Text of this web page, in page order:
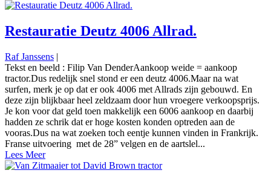
Restauratie Deutz 4006 Allrad.
Raf Janssens |
Tekst en beeld : Filip Van DenderAankoop weide = aankoop
tractor.Dus redelijk snel stond er een deutz 4006.Maar na wat
surfen, merk je op dat er ook 4006 met Allrads zijn gebouwd. En
deze zijn blijkbaar heel zeldzaam door hun vroegere verkoopsprijs.
Je kon voor dat geld toen makkelijk een 6006 aankoop en daarbij
hadden ze schrik dat er hoge kosten konden optreden aan de
vooras.Dus na wat zoeken toch eentje kunnen vinden in Frankrijk.
Franse uitvoering met de 28” velgen en de aartslel...
Lees Meer